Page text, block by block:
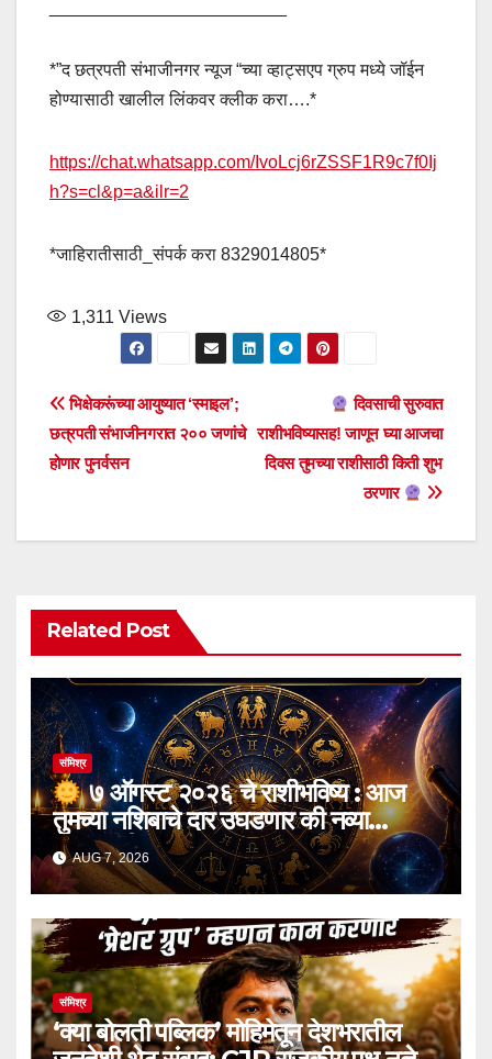
*”द छत्रपती संभाजीनगर न्यूज “च्या व्हाट्सएप ग्रुप मध्ये जॉईन
होण्यासाठी खालील लिंकवर क्लीक करा….*
https://chat.whatsapp.com/IvoLcj6rZSSF1R9c7f0Ij
h?s=cl&p=a&ilr=2
*जाहिरातीसाठी_संपर्क करा 8329014805*
1,311 Views
Post
navigation
दिवसाची सुरुवात
राशीभविष्यासह! जाणून घ्या आजचा
दिवस तुमच्या राशीसाठी किती शुभ
ठरणार
भिक्षेकरूंच्या आयुष्यात ‘स्माइल’;
छत्रपती संभाजीनगरात २०० जणांचे
होणार पुनर्वसन
Related Post
संमिश्र
७ ऑगस्ट २०२६ चे राशीभविष्य : आज
तुमच्या नशिबाचे दार उघडणार की नव्या
आव्हानांची चाहूल लागणार? जाणून घ्या १२
राशींचे भविष्य!
AUG 7, 2026
संमिश्र
‘क्या बोलती पब्लिक’ मोहिमेतून देशभरातील